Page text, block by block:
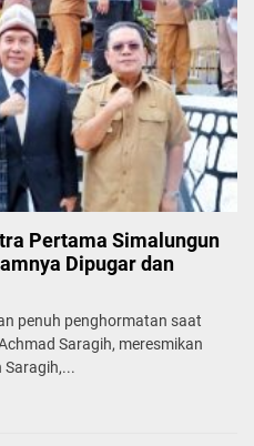
Pertama Simalungun
Dipugar dan
penuh penghormatan saat
Saragih, meresmikan
Saragih,...